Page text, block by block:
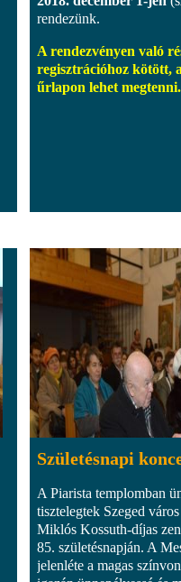
rendezünk.
A rendezvényen való
regisztrációhoz kötött,
űrlapon lehet megtenni.
Születésnapi
A Piarista templomban
tisztelegtek Szeged
Miklós Kossuth-díjas
85. születésnapján. A
jelenléte a magas